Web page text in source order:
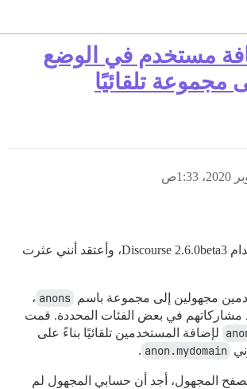
مستخدم في الوضع
مجموعة تلقائيًا
أنا أدير منتدى باستخدام Discourse 2.6.0beta3، وأعتقد أنني عثرت
مجهولين إلى مجموعة باسم anons ،
مشاركاتهم في بعض الفئات المحددة. قمت
لإضافة المستخدمين تلقائيًا بناءً على
anon.mydomain
.
المجهول، أجد أن حسابي المجهول لم